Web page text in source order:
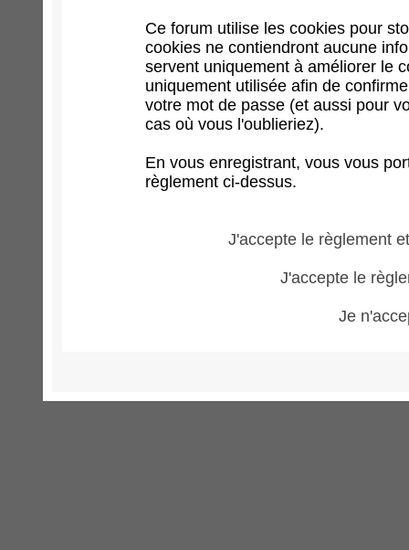
Ce forum utilise les cookies pour
cookies ne contiendront aucune
servent uniquement à améliorer le
uniquement utilisée afin de
votre mot de passe (et aussi pour
cas où vous l'oublieriez).
En vous enregistrant, vous vous
règlement ci-dessus.
J'accepte le règlement
J'accepte le
Je